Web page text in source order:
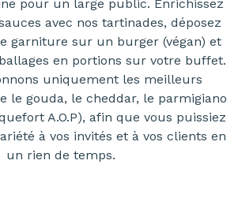
pour un large public. Enrichissez
avec nos tartinades, déposez
garniture sur un burger (végan) et
en portions sur votre buffet.
uniquement les meilleurs
le gouda, le cheddar, le parmigiano
A.O.P), afin que vous puissiez
à vos invités et à vos clients en
un rien de temps.